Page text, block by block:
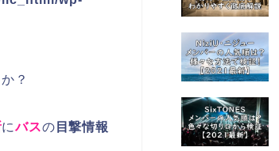
？
にバスの 目撃情報